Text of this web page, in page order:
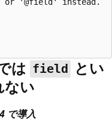
は field
とい
ない
で導入